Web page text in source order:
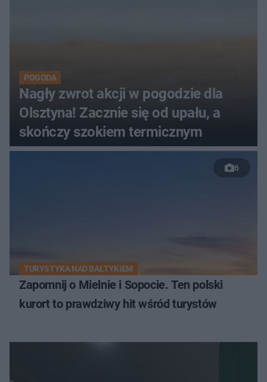
POGODA
Nagły zwrot akcji w pogodzie dla
Olsztyna! Zacznie się od upału, a
skończy szokiem termicznym
6
TURYSTYKA NAD BAŁTYKIEM
Zapomnij o Mielnie i Sopocie. Ten polski
kurort to prawdziwy hit wśród turystów